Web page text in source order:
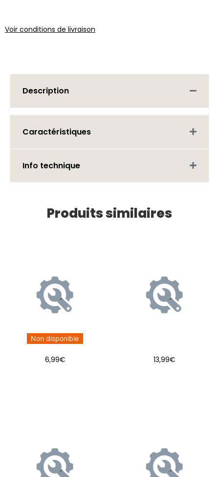
Voir conditions de livraison
Description
Caractéristiques
Info technique
Produits similaires
Non disponible
6,99€ 13,99€